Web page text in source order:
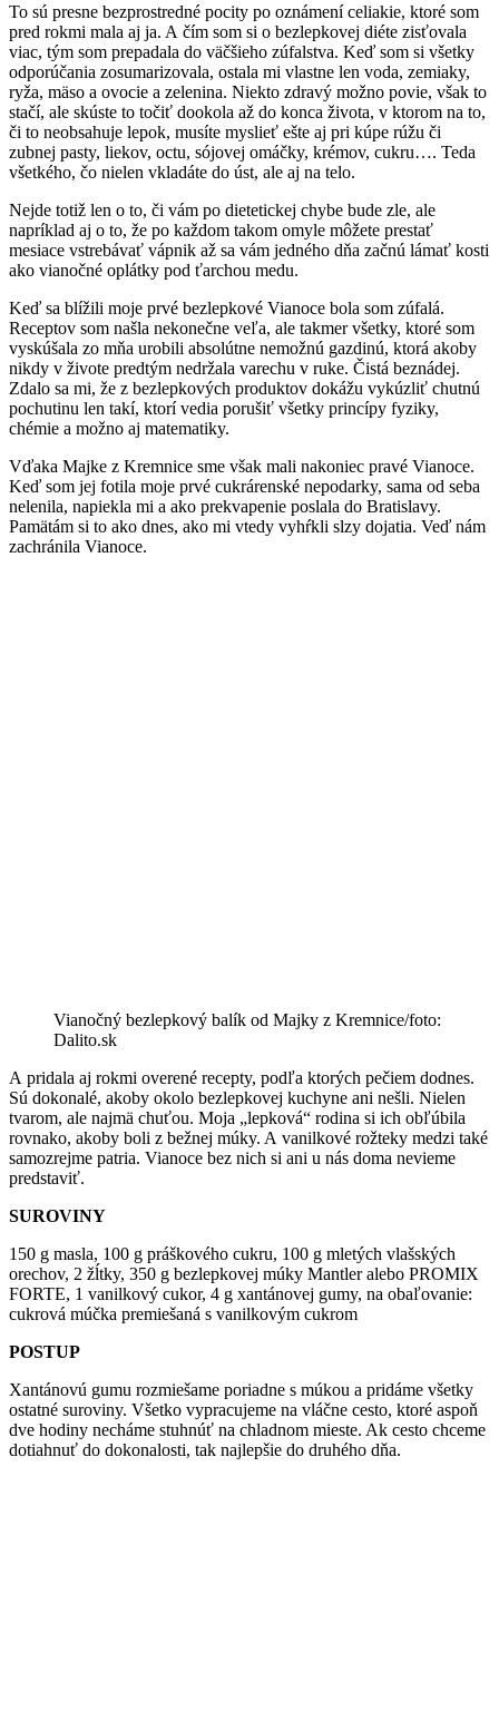
To sú presne bezprostredné pocity po oznámení celiakie, ktoré som
pred rokmi mala aj ja. A čím som si o bezlepkovej diéte zisťovala
viac, tým som prepadala do väčšieho zúfalstva. Keď som si všetky
odporúčania zosumarizovala, ostala mi vlastne len voda, zemiaky,
ryža, mäso a ovocie a zelenina. Niekto zdravý možno povie, však to
stačí, ale skúste to točiť dookola až do konca života, v ktorom na to,
či to neobsahuje lepok, musíte myslieť ešte aj pri kúpe rúžu či
zubnej pasty, liekov, octu, sójovej omáčky, krémov, cukru…. Teda
všetkého, čo nielen vkladáte do úst, ale aj na telo.
Nejde totiž len o to, či vám po dietetickej chybe bude zle, ale
napríklad aj o to, že po každom takom omyle môžete prestať
mesiace vstrebávať vápnik až sa vám jedného dňa začnú lámať kosti
ako vianočné oplátky pod ťarchou medu.
Keď sa blížili moje prvé bezlepkové Vianoce bola som zúfalá.
Receptov som našla nekonečne veľa, ale takmer všetky, ktoré som
vyskúšala zo mňa urobili absolútne nemožnú gazdinú, ktorá akoby
nikdy v živote predtým nedržala varechu v ruke. Čistá beznádej.
Zdalo sa mi, že z bezlepkových produktov dokážu vykúzliť chutnú
pochutinu len takí, ktorí vedia porušiť všetky princípy fyziky,
chémie a možno aj matematiky.
Vďaka Majke z Kremnice sme však mali nakoniec pravé Vianoce.
Keď som jej fotila moje prvé cukrárenské nepodarky, sama od seba
nelenila, napiekla mi a ako prekvapenie poslala do Bratislavy.
Pamätám si to ako dnes, ako mi vtedy vyhŕkli slzy dojatia. Veď nám
zachránila Vianoce.
Vianočný bezlepkový balík od Majky z Kremnice/foto:
Dalito.sk
A pridala aj rokmi overené recepty, podľa ktorých pečiem dodnes.
Sú dokonalé, akoby okolo bezlepkovej kuchyne ani nešli. Nielen
tvarom, ale najmä chuťou. Moja „lepková“ rodina si ich obľúbila
rovnako, akoby boli z bežnej múky. A vanilkové rožteky medzi také
samozrejme patria. Vianoce bez nich si ani u nás doma nevieme
predstaviť.
SUROVINY
150 g masla, 100 g práškového cukru, 100 g mletých vlašských
orechov, 2 žĺtky, 350 g bezlepkovej múky Mantler alebo PROMIX
FORTE, 1 vanilkový cukor, 4 g xantánovej gumy, na obaľovanie:
cukrová múčka premiešaná s vanilkovým cukrom
POSTUP
Xantánovú gumu rozmiešame poriadne s múkou a pridáme všetky
ostatné suroviny. Všetko vypracujeme na vláčne cesto, ktoré aspoň
dve hodiny necháme stuhnúť na chladnom mieste. Ak cesto chceme
dotiahnuť do dokonalosti, tak najlepšie do druhého dňa.